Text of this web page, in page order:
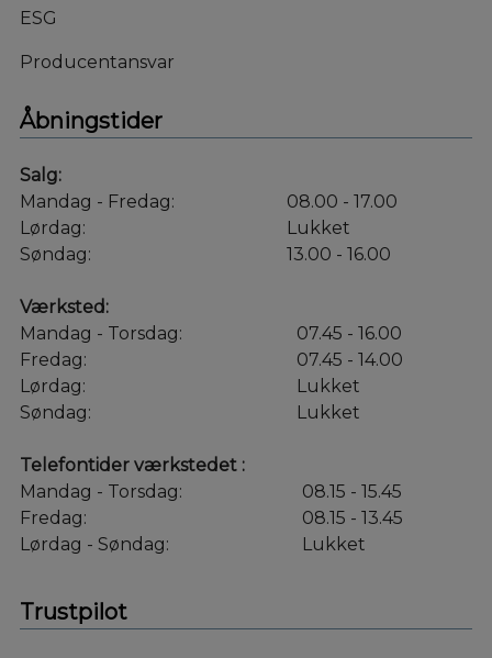
ESG
Producentansvar
Åbningstider
Salg:
Mandag - Fredag:
08.00 - 17.00
Lørdag:
Lukket
Søndag:
13.00 - 16.00
Værksted:
Mandag - Torsdag:
07.45 - 16.00
Fredag:
07.45 - 14.00
Lørdag:
Lukket
Søndag:
Lukket
Telefontider værkstedet :
Mandag - Torsdag:
08.15 - 15.45
Fredag:
08.15 - 13.45
Lørdag - Søndag:
Lukket
Trustpilot